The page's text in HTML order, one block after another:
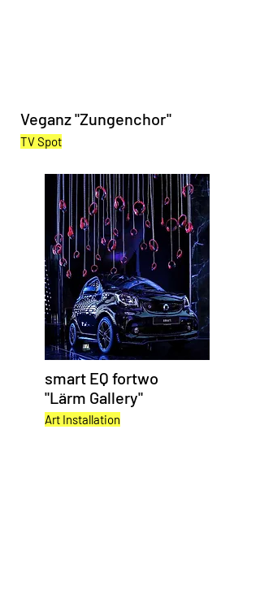
Veganz "Zungenchor"
TV Spot
smart EQ fortwo
"Lärm Gallery"
Art Installation